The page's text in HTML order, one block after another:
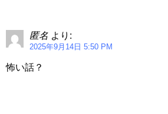
匿名 より:
2025年9月14日 5:50 PM
怖い話？